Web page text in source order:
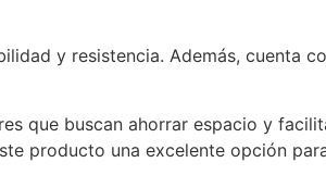
y resistencia. Además, cuenta
que buscan ahorrar espacio y
producto una excelente opción